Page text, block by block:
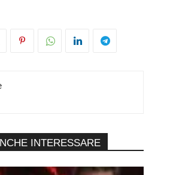
INTERESSARE